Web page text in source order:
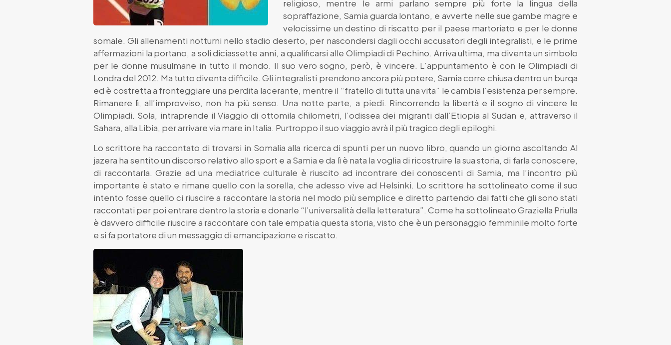
religioso, mentre le armi parlano sempre più forte la lingua della
sopraffazione, Samia guarda lontano, e avverte nelle sue gambe magre e
velocissime un destino di riscatto per il paese martoriato e per le donne
somale. Gli allenamenti notturni nello stadio deserto, per nascondersi dagli occhi accusatori degli integralisti, e le prime
affermazioni la portano, a soli diciassette anni, a qualificarsi alle Olimpiadi di Pechino. Arriva ultima, ma diventa un simbolo
per le donne musulmane in tutto il mondo. Il suo vero sogno, però, è vincere. L’appuntamento è con le Olimpiadi di
Londra del 2012. Ma tutto diventa difficile. Gli integralisti prendono ancora più potere, Samia corre chiusa dentro un burqa
ed è costretta a fronteggiare una perdita lacerante, mentre il “fratello di tutta una vita” le cambia l’esistenza per sempre.
Rimanere lì, all’improvviso, non ha più senso. Una notte parte, a piedi. Rincorrendo la libertà e il sogno di vincere le
Olimpiadi. Sola, intraprende il Viaggio di ottomila chilometri, l’odissea dei migranti dall’Etiopia al Sudan e, attraverso il
Sahara, alla Libia, per arrivare via mare in Italia. Purtroppo il suo viaggio avrà il più tragico degli epiloghi.
Lo scrittore ha raccontato di trovarsi in Somalia alla ricerca di spunti per un nuovo libro, quando un giorno ascoltando Al
jazera ha sentito un discorso relativo allo sport e a Samia e da lì è nata la voglia di ricostruire la sua storia, di farla conoscere,
di raccontarla. Grazie ad una mediatrice culturale è riuscito ad incontrare dei conoscenti di Samia, ma l’incontro più
importante è stato e rimane quello con la sorella, che adesso vive ad Helsinki. Lo scrittore ha sottolineato come il suo
intento fosse quello ci riuscire a raccontare la storia nel modo più semplice e diretto partendo dai fatti che gli sono stati
raccontati per poi entrare dentro la storia e donarle “l’universalità della letteratura”. Come ha sottolineato Graziella Priulla
è davvero difficile riuscire a raccontare con tale empatia questa storia, visto che è un personaggio femminile molto forte
e si fa portatore di un messaggio di emancipazione e riscatto.